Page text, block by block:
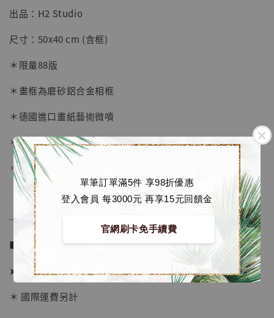
單筆訂單滿5件 享98折優惠
登入會員 每3000元 再享15元回饋金
官網刷卡免手續費
【店內現貨】七龍珠 系列蒐藏雕像 悟空 鳥山
明紀念款 [奇蹟工作室]
NT$ 5,580
出品：H2 Studio
尺寸：50x40 cm (含框)
＊限量88版
＊畫框為磨砂鋁合金相框
＊德國進口畫紙藝術微噴
＊表面配有防塵透明壓克力板
＊背面爲防潮背板
──────────────
■ 販售資訊 (NT$)：
➤ 價格 1380元
＊ 國際運費另計